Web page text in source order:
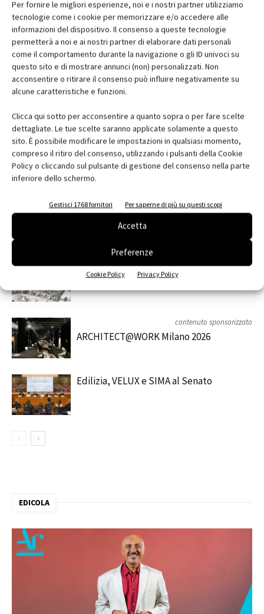
Per fornire le migliori esperienze, noi e i nostri partner utilizziamo
tecnologie come i cookie per memorizzare e/o accedere alle
informazioni del dispositivo. Il consenso a queste tecnologie
permetterà a noi e ai nostri partner di elaborare dati personali
come il comportamento durante la navigazione o gli ID univoci su
questo sito e di mostrare annunci (non) personalizzati. Non
acconsentire o ritirare il consenso può influire negativamente su
alcune caratteristiche e funzioni.
Clicca qui sotto per acconsentire a quanto sopra o per fare scelte
dettagliate. Le tue scelte saranno applicate solamente a questo
sito. È possibile modificare le impostazioni in qualsiasi momento,
compreso il ritiro del consenso, utilizzando i pulsanti della Cookie
Policy o cliccando sul pulsante di gestione del consenso nella parte
inferiore dello schermo.
Gestisci 1768 fornitori Per saperne di più su questi scopi
Accetta
Preferenze
Cookie Policy Privacy Policy
TAGS CFP crediti formativi
Domal
iGuzzini Light Laboratory
Lorenzo Merloni
luoghi di lavoro
matteo ruta
Maurizio Varratta
Ordine degli Architetti di Milano
Park e Associati
Politecnico di Milano
seminari per architetti
seminario
Saint-Gobain Architecture Student
Contest 2026
contenuto sponsorizzato
ARCHITECT@WORK Milano 2026
Edilizia, VELUX e SIMA al Senato
EDICOLA